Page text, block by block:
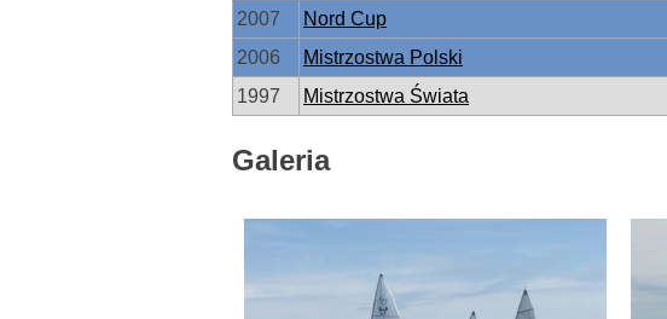
2007
Nord Cup
2006
Mistrzostwa Polski
1997
Mistrzostwa Świata
Galeria